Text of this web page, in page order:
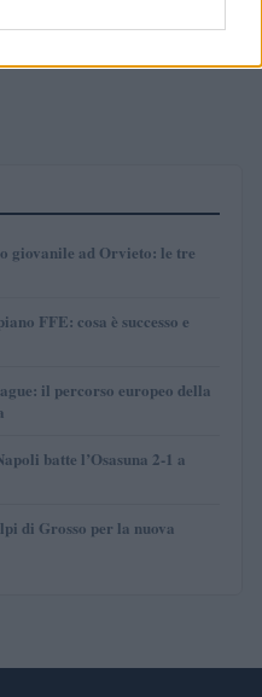
giovanile ad Orvieto: le tre
FFE: cosa è successo e
il percorso europeo della
batte l’Osasuna 2-1 a
di Grosso per la nuova